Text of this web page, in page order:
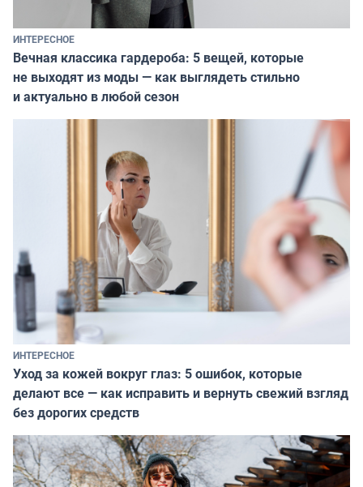
ИНТЕРЕСНОЕ
Вечная классика гардероба: 5 вещей, которые
не выходят из моды — как выглядеть стильно
и актуально в любой сезон
ИНТЕРЕСНОЕ
Уход за кожей вокруг глаз: 5 ошибок, которые
делают все — как исправить и вернуть свежий взгляд
без дорогих средств